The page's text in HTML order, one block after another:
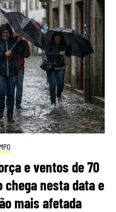
e ventos de 70
nesta data e
mais afetada